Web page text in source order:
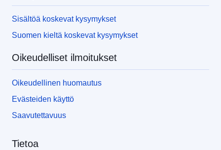
Sisältöä koskevat kysymykset
Suomen kieltä koskevat kysymykset
Oikeudelliset ilmoitukset
Oikeudellinen huomautus
Evästeiden käyttö
Saavutettavuus
Tietoa